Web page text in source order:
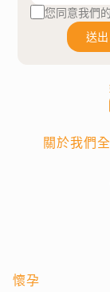
您同意我們
送出
懷孕
關於我們